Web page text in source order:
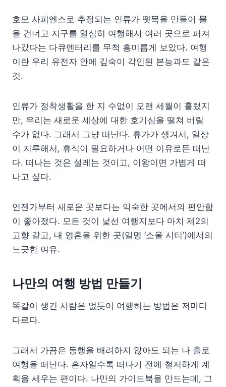
호모 사피엔스로 추정되는 인류가 뗏목을 만들어 물
을 건너고 지구를 열심히 여행해서 여러 곳으로 퍼져
나갔다는 다큐멘터리를 무척 흥미롭게 보았다. 여행
이란 우리 유전자 안에 깊숙이 각인된 본능과도 같은
것.
인류가 정착생활을 한 지 수없이 오랜 세월이 흘렀지
만, 우리는 새로운 세상에 대한 호기심을 떨쳐 버릴
수가 없다. 그래서 그냥 떠난다. 휴가가 생겨서, 일상
이 지루해서, 휴식이 필요하거나 어떤 이유로든 떠난
다. 떠나는 것은 설레는 것이고, 이왕이면 가볍게 떠
나고 싶다.
언젠가부터 새로운 곳보다는 익숙한 곳에서의 편안함
이 좋아졌다. 모든 것이 낯선 여행지보다 마치 제2의
고향 같고, 내 영혼을 위한 곳(일명 ‘소울 시티’)에서의
느긋한 여유.
나만의 여행 방법 만들기
똑같이 생긴 사람은 없듯이 여행하는 방법은 저마다
다르다.
그래서 가끔은 동행을 배려하지 않아도 되는 나 홀로
여행을 떠난다. 혼자일수록 떠나기 전에 철저하게 계
획을 세우는 편이다. 나만의 가이드북을 만드는데, 그